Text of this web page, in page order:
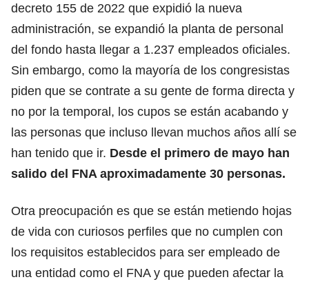
decreto 155 de 2022 que expidió la nueva
administración, se expandió la planta de personal
del fondo hasta llegar a 1.237 empleados oficiales.
Sin embargo, como la mayoría de los congresistas
piden que se contrate a su gente de forma directa y
no por la temporal, los cupos se están acabando y
las personas que incluso llevan muchos años allí se
han tenido que ir. Desde el primero de mayo han
salido del FNA aproximadamente 30 personas.
Otra preocupación es que se están metiendo hojas
de vida con curiosos perfiles que no cumplen con
los requisitos establecidos para ser empleado de
una entidad como el FNA y que pueden afectar la